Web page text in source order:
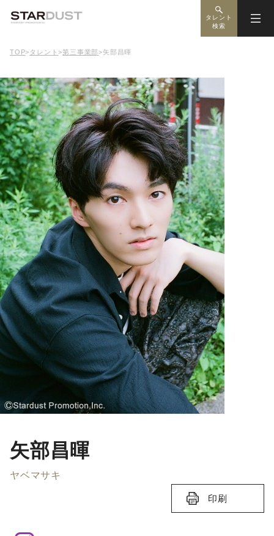
タレント
検索
TOP> タレント>第三事業部>矢部昌暉
矢部昌暉
ヤベマサキ
印刷